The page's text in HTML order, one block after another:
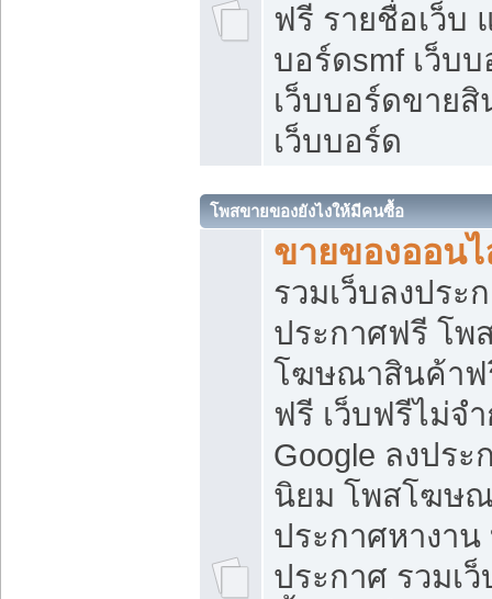
ฟรี รายชื่อเว็บ
บอร์ดsmf เว็บ
เว็บบอร์ดขาย
เว็บบอร์ด
โพสขายของยังไงให้มีคนซื้อ
ขายของออน
รวมเว็บลงประ
ประกาศฟรี โพ
โฆษณาสินค้าฟ
ฟรี เว็บฟรีไม่จ
Google ลงปร
นิยม โพสโฆษ
ประกาศหางาน
ประกาศ รวมเ